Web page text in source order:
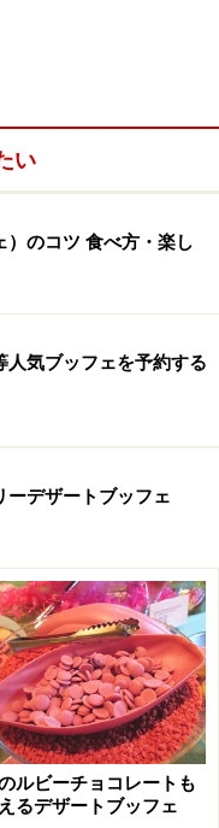
ルデンベリーのゼリ
ト、パンプキンとプ
洋ナシとカラメルの
ュレ、パンプキンク
アとコンポート、抹
のプリン、フルーツ
ピスタチオのチーズ
ン、ラズベリーとア
ンのタルト
あずき
シス、タイベリー、
イチ
い
）のコツ 食べ方・楽し
人気ブッフェを予約する
ーデザートブッフェ
ルビーチョコレートも
るデザートブッフェ